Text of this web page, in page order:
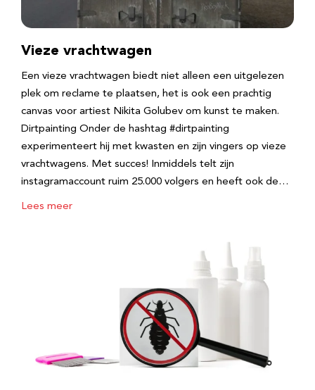
Vieze vrachtwagen
Een vieze vrachtwagen biedt niet alleen een uitgelezen
plek om reclame te plaatsen, het is ook een prachtig
canvas voor artiest Nikita Golubev om kunst te maken.
Dirtpainting Onder de hashtag #dirtpainting
experimenteert hij met kwasten en zijn vingers op vieze
vrachtwagens. Met succes! Inmiddels telt zijn
instagramaccount ruim 25.000 volgers en heeft ook de…
Lees meer